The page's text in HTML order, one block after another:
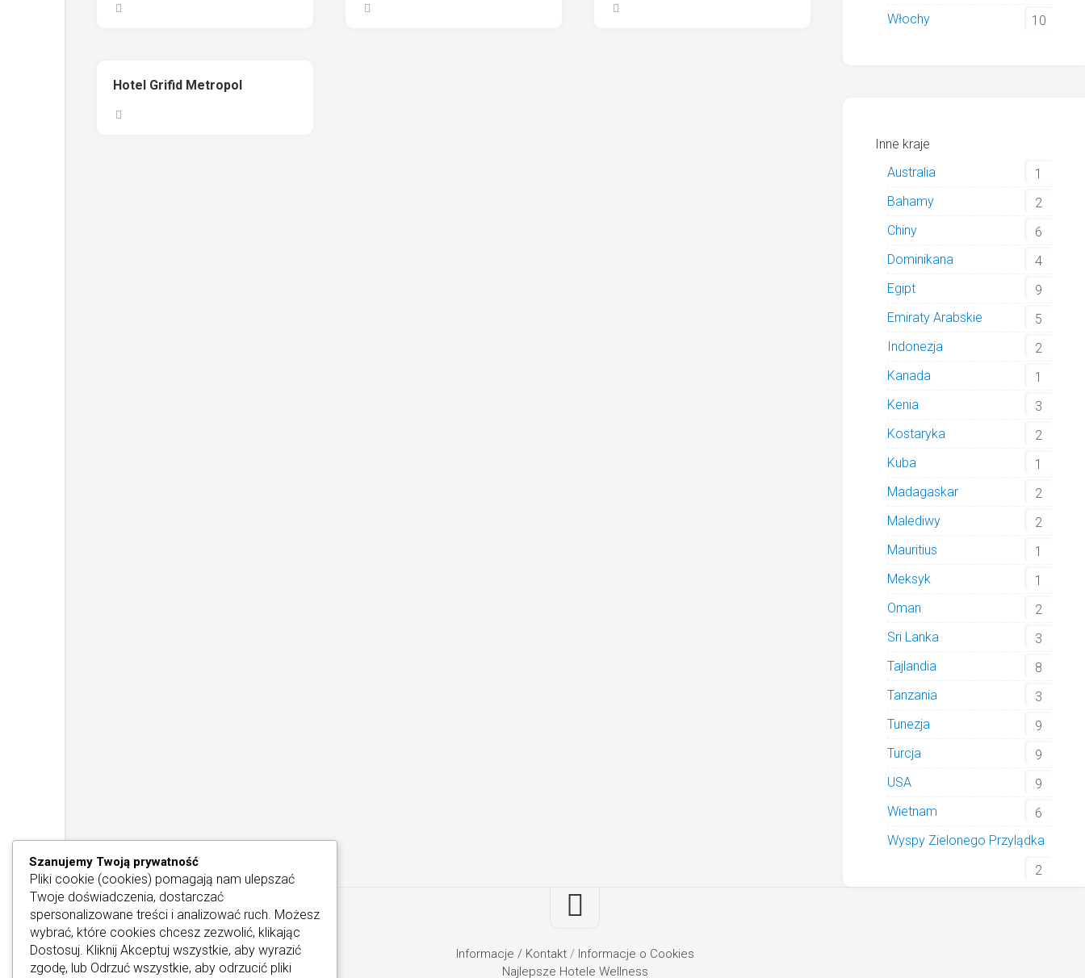
Hotel Grifid Metropol
Włochy
10
Inne kraje
Australia
1
Bahamy
2
Chiny
6
Dominikana
4
Egipt
9
Emiraty Arabskie
5
Indonezja
2
Kanada
1
Kenia
3
Kostaryka
2
Kuba
1
Madagaskar
2
Malediwy
2
Mauritius
1
Meksyk
1
Oman
2
Sri Lanka
3
Tajlandia
8
Tanzania
3
Tunezja
9
Turcja
9
USA
9
Wietnam
6
Wyspy Zielonego Przylądka
2
Informacje / Kontakt/ Informacje o Cookies
Najlepsze Hotele Wellness
Szanujemy Twoją prywatność
Pliki cookie (cookies) pomagają nam ulepszać
Twoje doświadczenia, dostarczać
spersonalizowane treści i analizować ruch. Możesz
wybrać, które cookies chcesz zezwolić, klikając
Dostosuj. Kliknij Akceptuj wszystkie, aby wyrazić
zgodę, lub Odrzuć wszystkie, aby odrzucić pliki